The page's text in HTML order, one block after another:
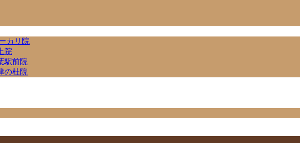
カリ院
院
駅前院
の杜院